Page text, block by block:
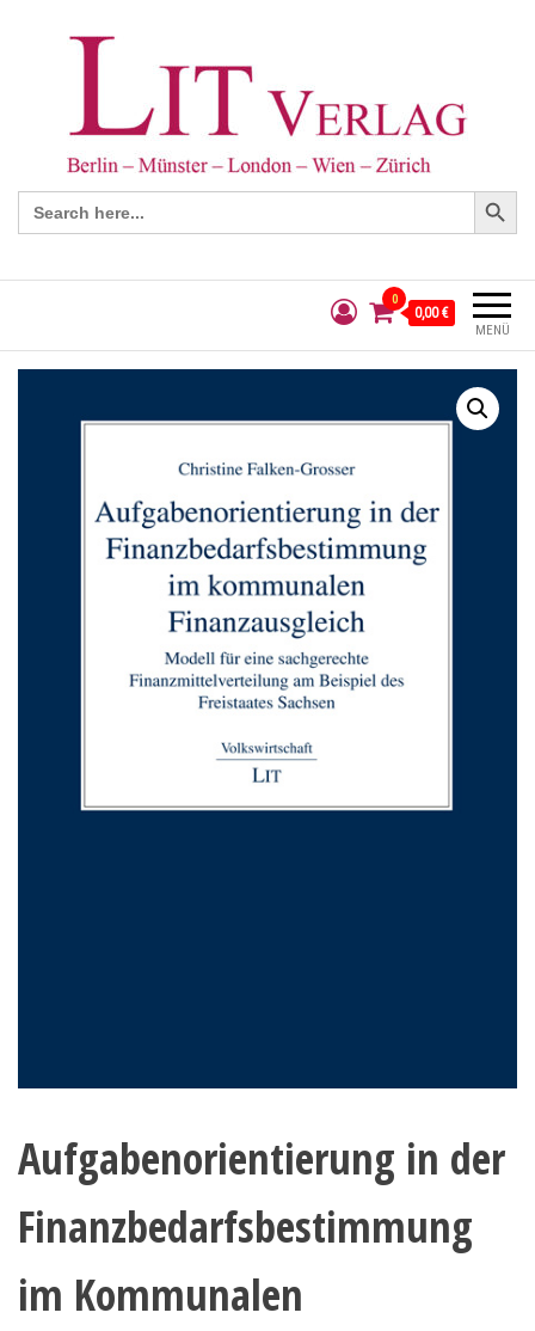
Search
for:
Search Button
MENÜ
0
0,00 €
Aufgabenorientierung in der
Finanzbedarfsbestimmung
im Kommunalen